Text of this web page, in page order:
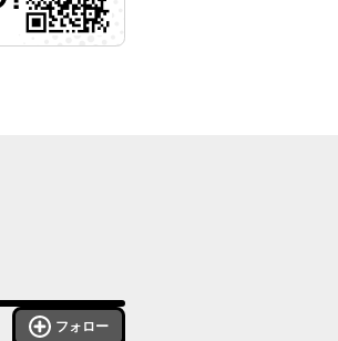
フォロー